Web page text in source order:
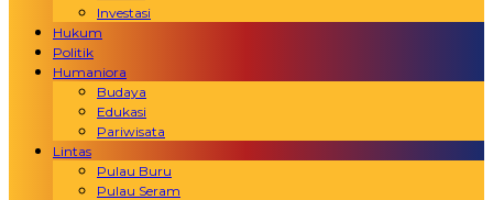
Investasi
Hukum
Politik
Humaniora
Budaya
Edukasi
Pariwisata
Lintas
Pulau Buru
Pulau Seram